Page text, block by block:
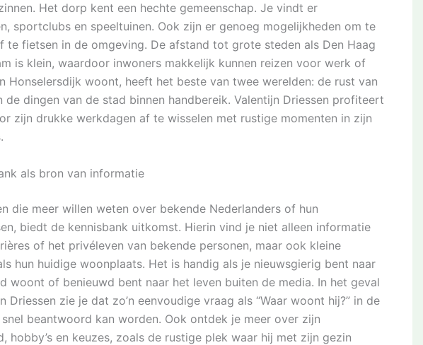
Het dorp kent een hechte gemeenschap. Je vindt er
sportclubs en speeltuinen. Ook zijn er genoeg mogelijkheden om te
te fietsen in de omgeving. De afstand tot grote steden als Den Haag
is klein, waardoor inwoners makkelijk kunnen reizen voor werk of
Honselersdijk woont, heeft het beste van twee werelden: de rust van
de dingen van de stad binnen handbereik. Valentijn Driessen profiteert
zijn drukke werkdagen af te wisselen met rustige momenten in zijn
als bron van informatie
die meer willen weten over bekende Nederlanders of hun
biedt de kennisbank uitkomst. Hierin vind je niet alleen informatie
of het privéleven van bekende personen, maar ook kleine
hun huidige woonplaats. Het is handig als je nieuwsgierig bent naar
woont of benieuwd bent naar het leven buiten de media. In het geval
Driessen zie je dat zo’n eenvoudige vraag als “Waar woont hij?” in de
snel beantwoord kan worden. Ook ontdek je meer over zijn
hobby’s en keuzes, zoals de rustige plek waar hij met zijn gezin